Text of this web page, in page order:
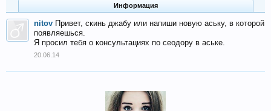
Информация
nitov Привет, скинь джабу или напиши новую аську, в которой
появляешься.
Я просил тебя о консультациях по сеодору в аське.
20.06.14